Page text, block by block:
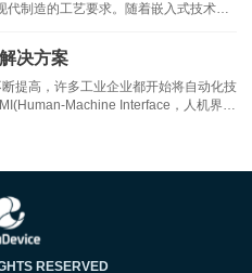
方法，前述提高开关频率可以有效
材料和功率器件限制，通过无限制
积的做法并不可取。
制造的工艺要求。随着嵌入式技术的
、低功耗的特点，在工业自动化运动
决方案
提高，许多工业企业都开始将自动化技
Interface，人机界
RESERVED